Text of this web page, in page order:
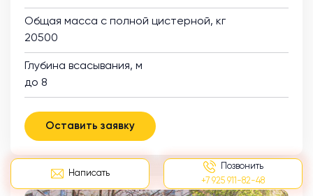
Написать
Позвонить
+7 925 911-82-48
Общая масса с полной цистерной, кг
20500
Глубина всасывания, м
до 8
Оставить заявку